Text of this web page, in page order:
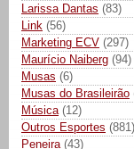
Larissa Dantas (83)
Link (56)
Marketing ECV (297)
Maurício Naiberg (94)
Musas (6)
Musas do Brasileirão
Música (12)
Outros Esportes (881)
Peneira (43)